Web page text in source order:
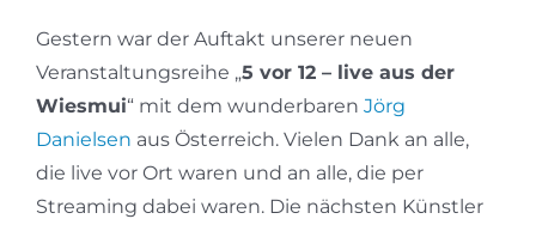
Gestern war der Auftakt unserer neuen
Veranstaltungsreihe „5 vor 12 – live aus der
Wiesmui“ mit dem wunderbaren Jörg
Danielsen aus Österreich. Vielen Dank an alle,
die live vor Ort waren und an alle, die per
Streaming dabei waren. Die nächsten Künstler